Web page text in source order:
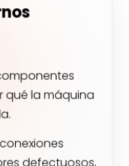
qué la máquina
defectuosos,